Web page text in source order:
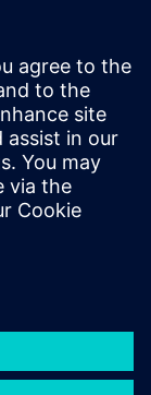
árajánlatot
akár
Ez
lenne
és képzési